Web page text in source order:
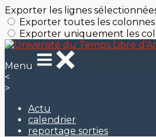
Exporter les lignes
Exporter toutes les colonnes
Exporter uniquement les
Menu
<
>
Actu
calendrier
reportage sorties